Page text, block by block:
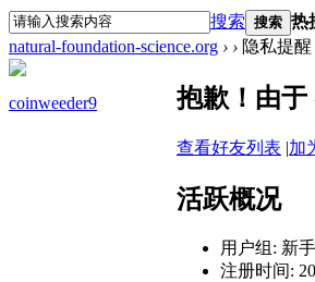
搜索 搜索 热
natural-foundation-science.org › › 隐私提醒
coinweeder9 抱歉！由于
查看好友列表 |加
活跃概况
用户组: 新
注册时间: